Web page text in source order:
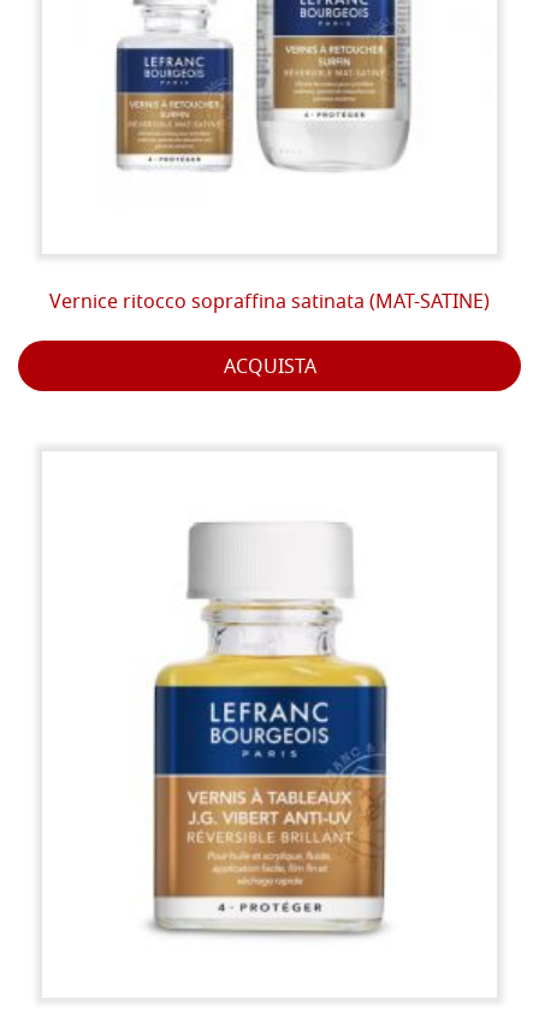
Vernice ritocco sopraffina satinata (MAT-SATINE)
ACQUISTA